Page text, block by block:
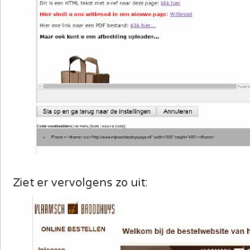
Ziet er vervolgens zo uit: